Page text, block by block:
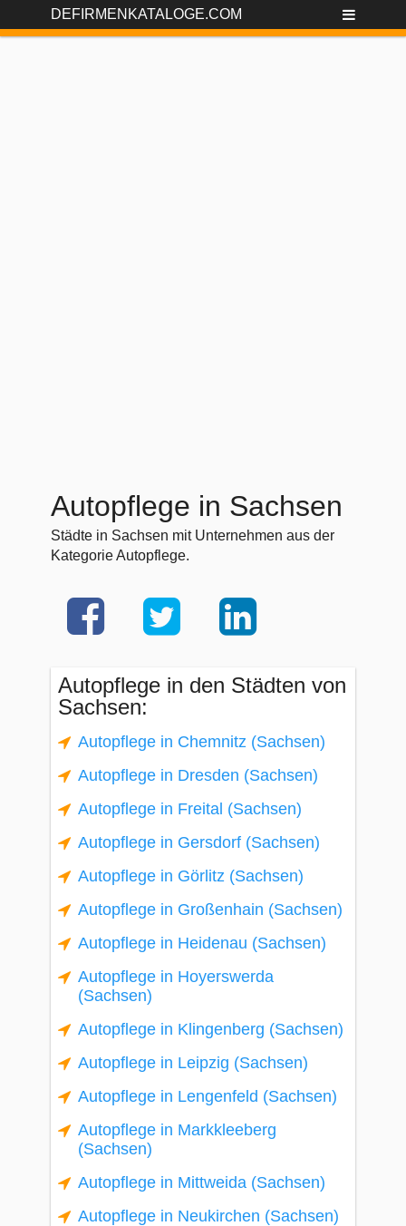
DEFIRMENKATALOGE.COM
Autopflege in Sachsen
Städte in Sachsen mit Unternehmen aus der
Kategorie Autopflege.
Autopflege in den Städten von
Sachsen:
Autopflege in Chemnitz (Sachsen)
Autopflege in Dresden (Sachsen)
Autopflege in Freital (Sachsen)
Autopflege in Gersdorf (Sachsen)
Autopflege in Görlitz (Sachsen)
Autopflege in Großenhain (Sachsen)
Autopflege in Heidenau (Sachsen)
Autopflege in Hoyerswerda
(Sachsen)
Autopflege in Klingenberg (Sachsen)
Autopflege in Leipzig (Sachsen)
Autopflege in Lengenfeld (Sachsen)
Autopflege in Markkleeberg
(Sachsen)
Autopflege in Mittweida (Sachsen)
Autopflege in Neukirchen (Sachsen)